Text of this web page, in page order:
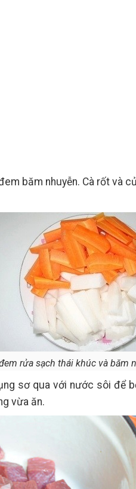
băm nhuyễn. Cà rốt và
rửa sạch thái khúc và băm
sơ qua với nước sôi để
vừa ăn.